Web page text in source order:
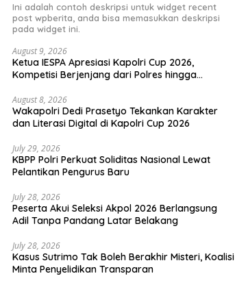
Ini adalah contoh deskripsi untuk widget recent
post wpberita, anda bisa memasukkan deskripsi
pada widget ini.
August 9, 2026
Ketua IESPA Apresiasi Kapolri Cup 2026,
Kompetisi Berjenjang dari Polres hingga
August 8, 2026
Wakapolri Dedi Prasetyo Tekankan Karakter
dan Literasi Digital di Kapolri Cup 2026
July 29, 2026
KBPP Polri Perkuat Soliditas Nasional Lewat
Pelantikan Pengurus Baru
July 28, 2026
Peserta Akui Seleksi Akpol 2026 Berlangsung
Adil Tanpa Pandang Latar Belakang
July 28, 2026
Kasus Sutrimo Tak Boleh Berakhir Misteri, Koalisi
Minta Penyelidikan Transparan